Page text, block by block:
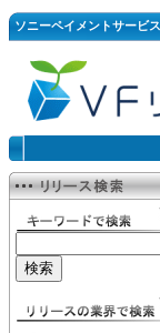
ソニーペイメントサービ